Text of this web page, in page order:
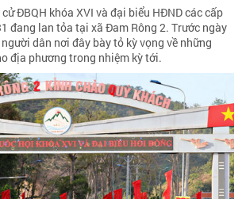
ĐBQH khóa XVI và đại biểu HĐND các cấp
đang lan tỏa tại xã Đam Rông 2. Trước ngày
dân nơi đây bày tỏ kỳ vọng về những
địa phương trong nhiệm kỳ tới.